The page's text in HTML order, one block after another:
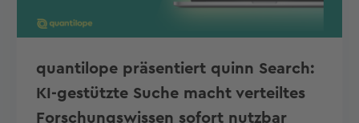
quantilope präsentiert quinn Search:
KI-gestützte Suche macht verteiltes
Forschungswissen sofort nutzbar